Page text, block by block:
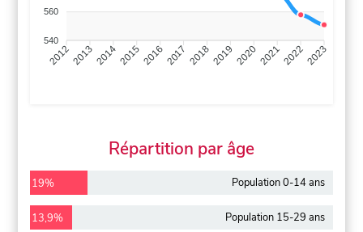
560
540
201220132014201520162017 20182019 2020202120222023
Répartition par âge
19% Population 0-14 ans
13,9% Population 15-29 ans